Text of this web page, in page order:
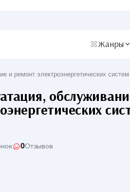
Жанры
и ремонт электроэнергетических
0Отзывов